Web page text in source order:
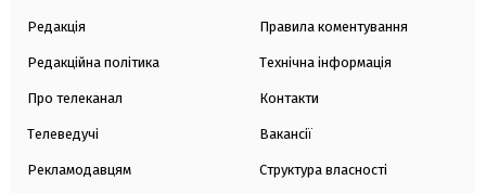
Редакція
Редакційна політика
Про телеканал
Телеведучі
Рекламодавцям
Правила коментування
Технічна інформація
Контакти
Вакансії
Структура власності